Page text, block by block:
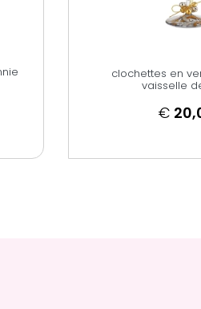
clochettes en
vaisselle
€